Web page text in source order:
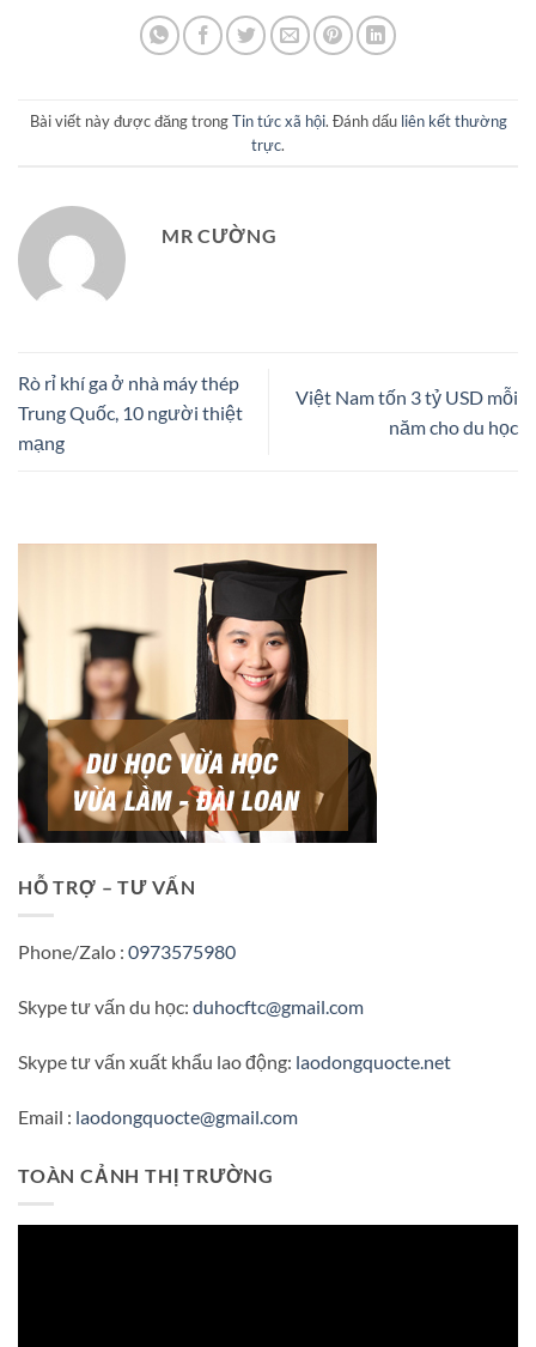
Bài viết này được đăng trongTin tức xã hội. Đánh dấu liên kết thường
trực.
MR CƯỜNG
Rò rỉ khí ga ở nhà máy thép
Trung Quốc, 10 người thiệt
mạng
Việt Nam tốn 3 tỷ USD mỗi
năm cho du học
HỖ TRỢ – TƯ VẤN
Phone/Zalo : 0973575980
Skype tư vấn du học: duhocftc@gmail.com
Skype tư vấn xuất khẩu lao động: laodongquocte.net
Email : laodongquocte@gmail.com
TOÀN CẢNH THỊ TRƯỜNG